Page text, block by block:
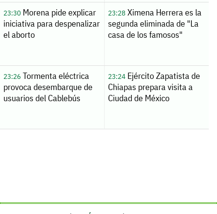
23:30Morena pide explicar
iniciativa para despenalizar
el aborto
23:28Ximena Herrera es la
segunda eliminada de "La
casa de los famosos"
23:26Tormenta eléctrica
provoca desembarque de
usuarios del Cablebús
23:24Ejército Zapatista de
Chiapas prepara visita a
Ciudad de México